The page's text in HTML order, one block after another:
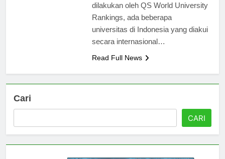
sama. Menurut survei yang
dilakukan oleh QS World University
Rankings, ada beberapa
universitas di Indonesia yang diakui
Cari
CARI